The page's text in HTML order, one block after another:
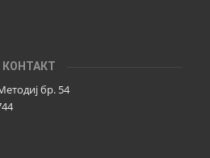
КОНТАКТ
бр. 54